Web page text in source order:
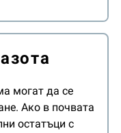
на
pH на
причинява
податлив на
могат да се
Ако в почвата
остатъци с